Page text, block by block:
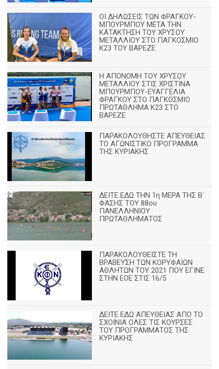
ΟΙ ΔΗΛΩΣΕΙΣ ΤΩΝ ΦΡΑΓΚΟΥ-
ΜΠΟΥΡΜΠΟΥ ΜΕΤΑ ΤΗΝ
ΚΑΤΑΚΤΗΣΗ ΤΟΥ ΧΡΥΣΟΥ
ΜΕΤΑΛΛΙΟΥ ΣΤΟ ΠΑΓΚΟΣΜΙΟ
Κ23 ΤΟΥ ΒΑΡΕΖΕ
Η ΑΠΟΝΟΜΗ ΤΟΥ ΧΡΥΣΟΥ
ΜΕΤΑΛΛΙΟΥ ΣΤΙΣ ΧΡΙΣΤΙΝΑ
ΜΠΟΥΡΜΠΟΥ-ΕΥΑΓΓΕΛΙΑ
ΦΡΑΓΚΟΥ ΣΤΟ ΠΑΓΚΟΣΜΙΟ
ΠΡΩΤΑΘΛΗΜΑ Κ23 ΣΤΟ
ΒΑΡΕΖΕ
ΠΑΡΑΚΟΛΟΥΘΗΣΤΕ ΑΠΕΥΘΕΙΑΣ
ΤΟ ΑΓΩΝΙΣΤΙΚΟ ΠΡΟΓΡΑΜΜΑ
ΤΗΣ ΚΥΡΙΑΚΗΣ
ΔΕΙΤΕ ΕΔΩ ΤΗΝ 1η ΜΕΡΑ ΤΗΣ Β΄
ΦΑΣΗΣ ΤΟΥ 88ου
ΠΑΝΕΛΛΗΝΙΟΥ
ΠΡΩΤΑΘΛΗΜΑΤΟΣ
ΠΑΡΑΚΟΛΟΥΘΕΙΣΤΕ ΤΗ
ΒΡΑΒΕΥΣΗ ΤΩΝ ΚΟΡΥΦΑΙΩΝ
ΑΘΛΗΤΩΝ ΤΟΥ 2021 ΠΟΥ ΕΓΙΝΕ
ΣΤΗΝ ΕΟΕ ΣΤΙΣ 16/5
ΔΕΙΤΕ ΕΔΩ ΑΠΕΥΘΕΙΑΣ ΑΠΟ ΤΟ
ΣΧΟΙΝΙΑ ΟΛΕΣ ΤΙΣ ΚΟΥΡΣΕΣ
ΤΟΥ ΠΡΟΓΡΑΜΜΑΤΟΣ ΤΗΣ
ΚΥΡΙΑΚΗΣ